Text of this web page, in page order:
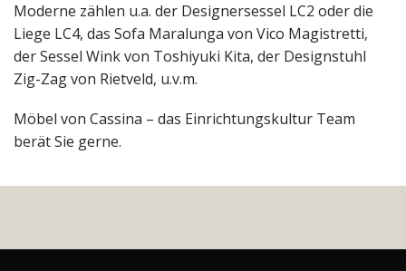
Moderne zählen u.a. der Designersessel LC2 oder die
Liege LC4, das Sofa Maralunga von Vico Magistretti,
der Sessel Wink von Toshiyuki Kita, der Designstuhl
Zig-Zag von Rietveld, u.v.m.
Möbel von Cassina – das Einrichtungskultur Team
berät Sie gerne.